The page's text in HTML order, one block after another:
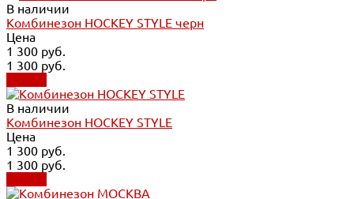
В наличии
Комбинезон HOCKEY STYLE черн
Цена
1 300 руб.
1 300 руб.
В наличии
Комбинезон HOCKEY STYLE
Цена
1 300 руб.
1 300 руб.